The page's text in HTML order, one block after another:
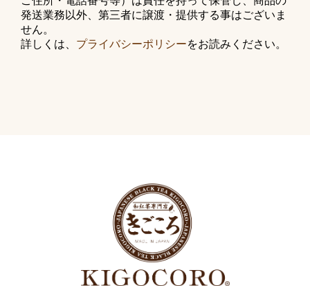
発送業務以外、第三者に譲渡・提供する事はございま
せん。
詳しくは、 プライバシーポリシーをお読みください。